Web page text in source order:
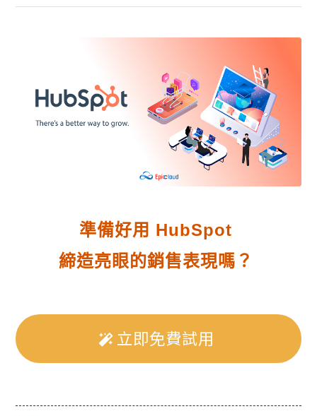
準備好用 HubSpot
締造亮眼的銷售表現嗎？
立即免費試用